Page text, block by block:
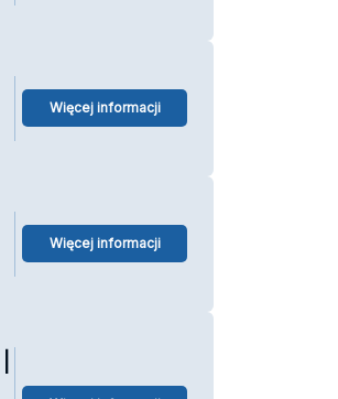
Więcej informacji
Więcej informacji